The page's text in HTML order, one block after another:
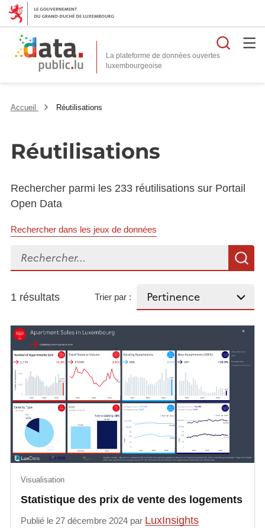
La plateforme de données ouvertes
Accueil Réutilisations
Réutilisations
Rechercher parmi les 233 réutilisations sur Portail
Open Data
Rechercher dans les jeux de données
Rechercher...
1 résultats Trier par :
Statistique des prix de vente des logements
Visualisation
Publié le 27 décembre 2024 par LuxInsights